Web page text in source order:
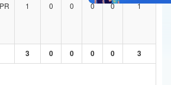
PR 1 0 0 0 0 1
3 0 0 0 0 3